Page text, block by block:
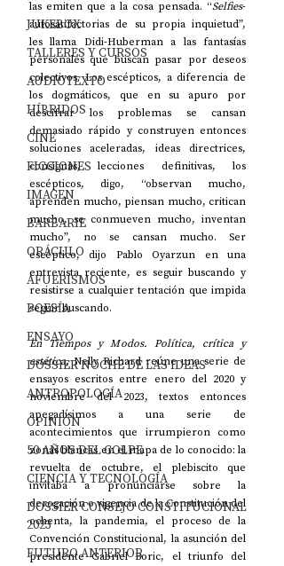
JUKEBOX
TALLERES Y CURSOS
AUDIOTEXTO
HÍBRIDOS
CINE
FICCIONES
IMAGEN
BARBARIE
ORÁCULO
AFUERISMOS
POESÍA
ENSAYO
DOSSIER NOCHE DE LAS IDEAS
ANTROPOLOGÍA
OPINIÓN
50 AÑOS DEL GOLPE
CIENCIA Y TECNOLOGÍA
DOSSIER CONSEJO CONSTITUCIONAL
2023
FUTURO ANTERIOR
las emiten que a la cosa pensada. “Selfies-
autosatifactorias de su propia inquietud”,
les llama Didi-Huberman a las fantasías
personales que buscan pasar por deseos
colectivos. Los escépticos, a diferencia de
los dogmáticos, que en su apuro por
descifrar los problemas se cansan
demasiado rápido y construyen entonces
soluciones aceleradas, ideas directrices,
consignas, lecciones definitivas, los
escépticos, digo, “observan mucho,
aprenden mucho, piensan mucho, critican
mucho, se conmueven mucho, inventan
mucho”, no se cansan mucho. Ser
escéptico, dijo Pablo Oyarzun en una
entrevista reciente, es seguir buscando y
resistirse a cualquier tentación que impida
seguir buscando.
En Tiempos y Modos. Política, crítica y
estética, Nelly Richard reúne una serie de
ensayos escritos entre enero del 2020 y
noviembre del 2023, textos entonces
apegadísimos a una serie de
acontecimientos que irrumpieron como
zonas blancas en el mapa de lo conocido: la
revuelta de octubre, el plebiscito que
invitaba a pronunciarse sobre la
derogación o vigencia de la Constitución del
ochenta, la pandemia, el proceso de la
Convención Constitucional, la asunción del
presidente Gabriel Boric, el triunfo del